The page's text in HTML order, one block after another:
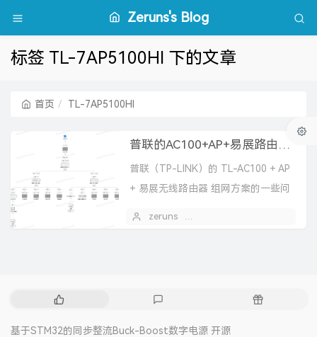
Zeruns's Blog
标签 TL-7AP5100HI 下的文章
首页 TL-7AP5100HI
普联的AC100+AP+易展路由组网方案的一些问题
普联（TP-LINK）的 TL-AC100 + AP
+ 易展无线路由器 组网方案的一些问
zeruns
热
文
评
随
基于STM32的同步整流Buck-Boost数字电源 开源